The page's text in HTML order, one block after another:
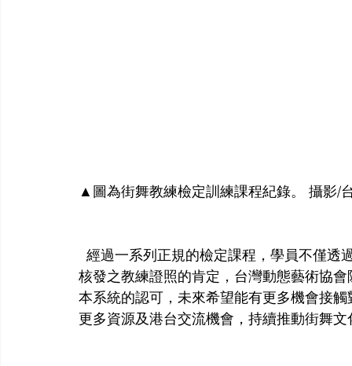
▲圖為街舞教練檢定訓練課程紀錄。 攝影/
核發之教練證照的肯定，台灣動態藝術協
本系統的認可，未來希望能有更多機會接
更多資源及港台交流機會，持續推動街舞文